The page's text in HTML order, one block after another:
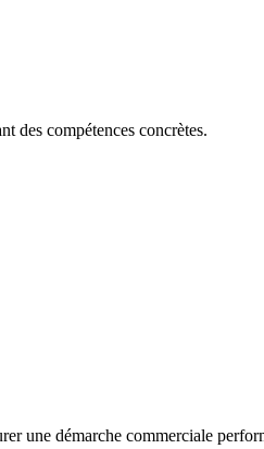
des compétences concrètes.
une démarche commerciale